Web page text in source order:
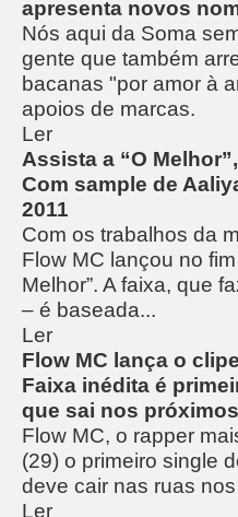
apresenta novos
Nós aqui da Soma
gente que também
bacanas "por amor à
apoios de marcas.
Ler
Assista a “O
Com sample de
2011
Com os trabalhos da
Flow MC lançou no
Melhor”. A faixa, que
– é baseada...
Ler
Flow MC lança o
Faixa inédita é
que sai nos
Flow MC, o rapper
(29) o primeiro single
deve cair nas ruas
Ler